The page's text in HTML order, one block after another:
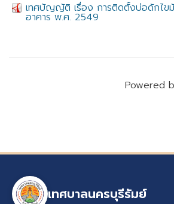
เทศบัญญัติ เรื่อง การติดตั้งบ่อดักไขมั
อาคาร พ.ศ. 2549
Powered
เทศบาลนครบุรีรัมย์